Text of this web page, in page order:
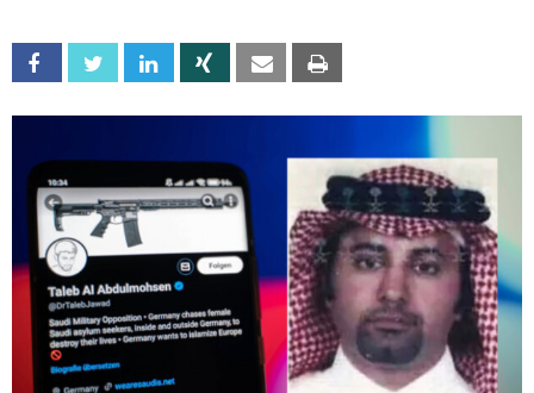
Facebook Twitter Linkedin Xing Email